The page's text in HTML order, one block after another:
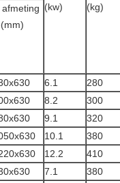
(kw)
(kg)
6.1
280
8.2
300
9.1
320
10.1
380
12.2
410
7.1
380